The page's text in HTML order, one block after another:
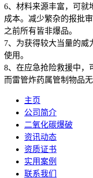
6、材料来源丰富，可就
成本。减少繁杂的报批
之前所有皆非爆品。
7、为获得较大当量的威
使用。
8、在应急抢险救援中，
而雷管炸药属管制物品
主页
公司简介
二氧化碳爆破
资讯动态
资质证书
实用案例
联系我们